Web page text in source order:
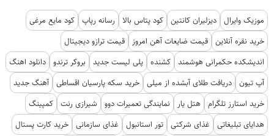
موزیک وایرال دیزلیران کانتین کود پتاس بالا رسانه رپاپ کود مایع مرغی
خرید نقره آنلاین قیمت ضایعات آهن امروز
قیمت ترازو دیجیتال
اندیشکده حکمرانی هوشمند کشنده پلی لیست جدید بروکر ترندو دانلود اهنگ
آپ تیون دریافت طلای آبشده از میلی خرید سکه پارسیان اقساطی آهنگ جدید
خرید استارز تلگرام هتل یار نمایندگی تعمیرات دوو شیرازی رنت کمپینگ
هدایای تبلیغاتی
غذای شرکتی تور استانبول غذای سازمانی خرید کارت پستال